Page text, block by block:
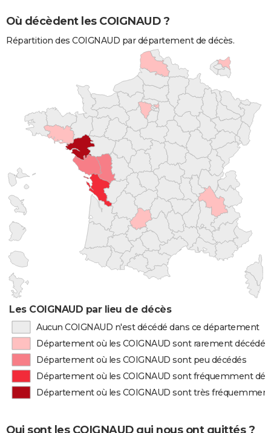
Où décèdent les COIGNAUD ?
Répartition des COIGNAUD par département de décès.
Les COIGNAUD par lieu de décès
Aucun COIGNAUD n'est décédé dans ce département
Département où les COIGNAUD sont rarement décédés
Département où les COIGNAUD sont peu décédés
Département où les COIGNAUD sont fréquemment
Département où les COIGNAUD sont très
Qui sont les COIGNAUD qui nous ont quittés ?